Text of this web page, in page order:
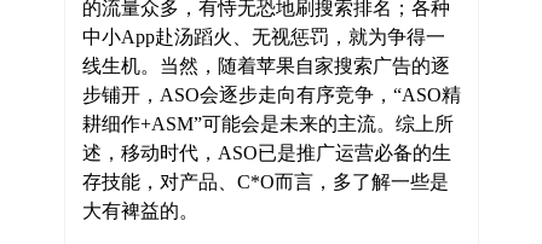
的流量众多，有恃无恐地刷搜索排名；各种
中小App赴汤蹈火、无视惩罚，就为争得一
线生机。当然，随着苹果自家搜索广告的逐
步铺开，ASO会逐步走向有序竞争，“ASO精
耕细作+ASM”可能会是未来的主流。综上所
述，移动时代，ASO已是推广运营必备的生
存技能，对产品、C*O而言，多了解一些是
大有裨益的。